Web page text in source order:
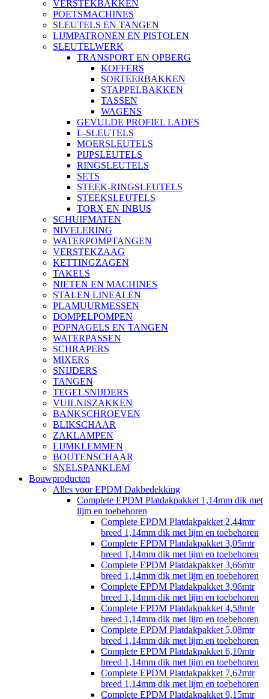
VERSTEKBAKKEN
POETSMACHINES
SLEUTELS EN TANGEN
LIJMPATRONEN EN PISTOLEN
SLEUTELWERK
TRANSPORT EN OPBERG
KOFFERS
SORTEERBAKKEN
STAPPELBAKKEN
TASSEN
WAGENS
GEVULDE PROFIEL LADES
L-SLEUTELS
MOERSLEUTELS
PIJPSLEUTELS
RINGSLEUTELS
SETS
STEEK-RINGSLEUTELS
STEEKSLEUTELS
TORX EN INBUS
SCHUIFMATEN
NIVELERING
WATERPOMPTANGEN
VERSTEKZAAG
KETTINGZAGEN
TAKELS
NIETEN EN MACHINES
STALEN LINEALEN
PLAMUURMESSEN
DOMPELPOMPEN
POPNAGELS EN TANGEN
WATERPASSEN
SCHRAPERS
MIXERS
SNIJDERS
TANGEN
TEGELSNIJDERS
VUILNISZAKKEN
BANKSCHROEVEN
BLIKSCHAAR
ZAKLAMPEN
LIJMKLEMMEN
BOUTENSCHAAR
SNELSPANKLEM
Bouwproducten
Alles voor EPDM Dakbedekking
Complete EPDM Platdakpakket 1,14mm dik met
lijm en toebehoren
Complete EPDM Platdakpakket 2,44mtr
breed 1,14mm dik met lijm en toebehoren
Complete EPDM Platdakpakket 3,05mtr
breed 1,14mm dik met lijm en toebehoren
Complete EPDM Platdakpakket 3,66mtr
breed 1,14mm dik met lijm en toebehoren
Complete EPDM Platdakpakket 3,96mtr
breed 1,14mm dik met lijm en toebehoren
Complete EPDM Platdakpakket 4,58mtr
breed 1,14mm dik met lijm en toebehoren
Complete EPDM Platdakpakket 5,08mtr
breed 1,14mm dik met lijm en toebehoren
Complete EPDM Platdakpakket 6,10mtr
breed 1,14mm dik met lijm en toebehoren
Complete EPDM Platdakpakket 7,62mtr
breed 1,14mm dik met lijm en toebehoren
Complete EPDM Platdakpakket 9,15mtr